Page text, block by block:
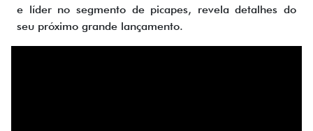
e líder no segmento de picapes, revela detalhes do
seu próximo grande lançamento.